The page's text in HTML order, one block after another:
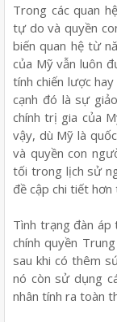
Trong các quan
tự do và quyền
biến quan hệ từ
của Mỹ vẫn luôn
tính chiến lược
cạnh đó là sự
chính trị gia của
vậy, dù Mỹ là
và quyền con
tối trong lịch sử
đề cập chi tiết hơn
Tình trạng đàn áp
chính quyền
sau khi có thêm
nó còn sử dụng
nhân tính ra toàn